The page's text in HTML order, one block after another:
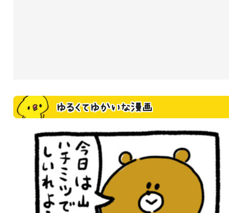
ゆるくてゆかいな漫画